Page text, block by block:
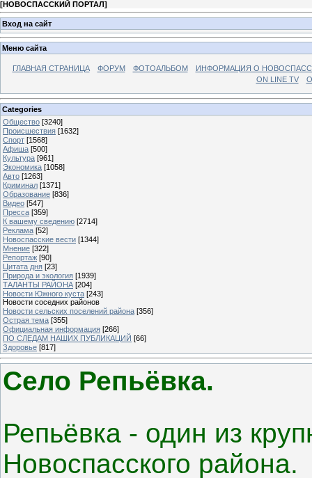
[НОВОСПАССКИЙ ПОРТАЛ]
Вход на сайт
Меню сайта
ГЛАВНАЯ СТРАНИЦА ФОРУМ ФОТОАЛЬБОМ
ИНФОРМАЦИЯ О
ON LINE TV
Categories
Общество [3240]
Происшествия [1632]
Спорт [1568]
Афиша [500]
Культура [961]
Экономика [1058]
Авто [1263]
Криминал [1371]
Образование [836]
Видео [547]
Пресса [359]
К вашему сведению [2714]
Реклама [52]
Новоспасские вести [1344]
Мнение [322]
Репортаж [90]
Цитата дня [23]
Природа и экология [1939]
ТАЛАНТЫ РАЙОНА [204]
Новости Южного куста [243]
Новости соседних районов
Новости сельских поселений района [356]
Острая тема [355]
Официальная информация [266]
ПО СЛЕДАМ НАШИХ ПУБЛИКАЦИЙ [66]
Здоровье [817]
Село Репьёвка.
Репьёвка - один из
Новоспасского района.